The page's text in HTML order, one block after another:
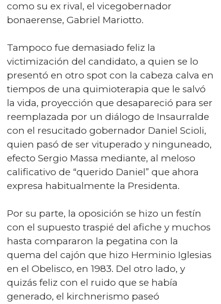
como su ex rival, el vicegobernador
bonaerense, Gabriel Mariotto.
Tampoco fue demasiado feliz la
victimización del candidato, a quien se lo
presentó en otro spot con la cabeza calva en
tiempos de una quimioterapia que le salvó
la vida, proyección que desapareció para ser
reemplazada por un diálogo de Insaurralde
con el resucitado gobernador Daniel Scioli,
quien pasó de ser vituperado y ninguneado,
efecto Sergio Massa mediante, al meloso
calificativo de “querido Daniel” que ahora
expresa habitualmente la Presidenta.
Por su parte, la oposición se hizo un festín
con el supuesto traspié del afiche y muchos
hasta compararon la pegatina con la
quema del cajón que hizo Herminio Iglesias
en el Obelisco, en 1983. Del otro lado, y
quizás feliz con el ruido que se había
generado, el kirchnerismo paseó